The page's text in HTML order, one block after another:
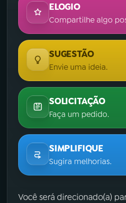
ELOGIO
Compartilhe algo
SUGESTÃO
Envie uma ideia.
SOLICITAÇÃO
Faça um pedido.
SIMPLIFIQUE
Sugira melhorias.
Você será direcionado(a)